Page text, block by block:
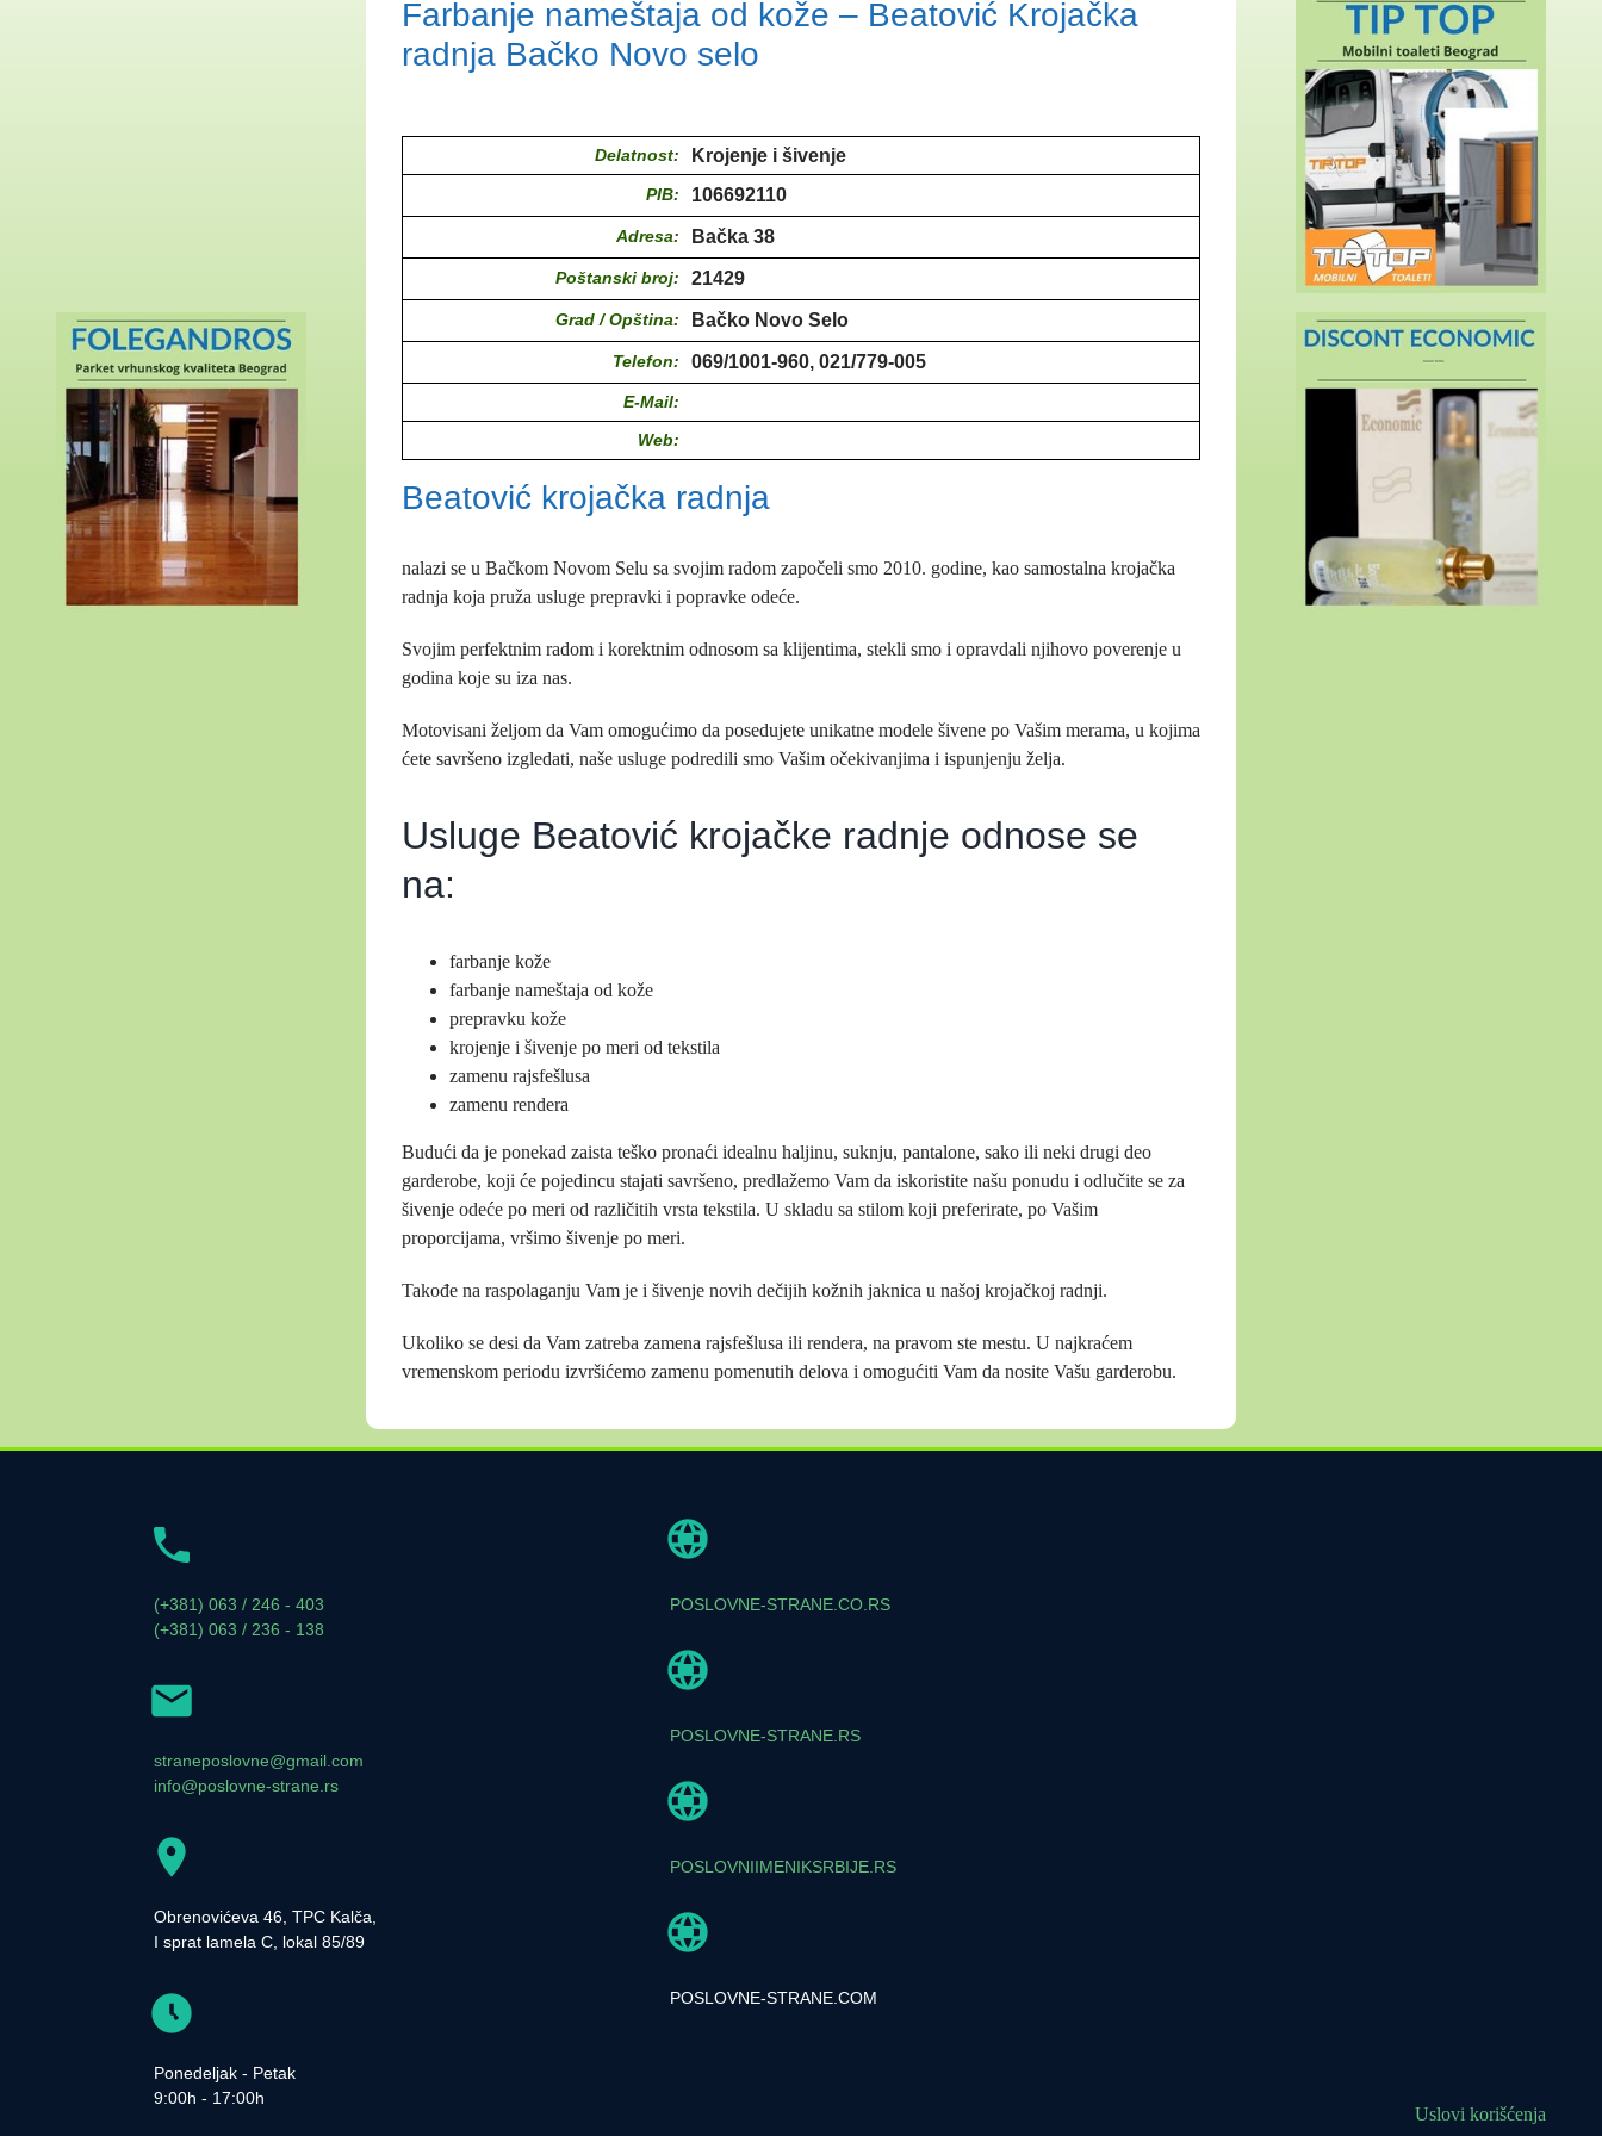
Farbanje nameštaja od kože – Beatović Krojačka
radnja Bačko Novo selo
Delatnost: Krojenje i šivenje
PIB: 106692110
Adresa: Bačka 38
Poštanski broj: 21429
Grad / Opština: Bačko Novo Selo
Telefon: 069/1001-960, 021/779-005
E-Mail:
Web:
Beatović krojačka radnja
nalazi se u Bačkom Novom Selu sa svojim radom započeli smo 2010. godine, kao samostalna krojačka
radnja koja pruža usluge prepravki i popravke odeće.
Svojim perfektnim radom i korektnim odnosom sa klijentima, stekli smo i opravdali njihovo poverenje u
godina koje su iza nas.
Motovisani željom da Vam omogućimo da posedujete unikatne modele šivene po Vašim merama, u kojima
ćete savršeno izgledati, naše usluge podredili smo Vašim očekivanjima i ispunjenju želja.
Usluge Beatović krojačke radnje odnose se
na:
farbanje kože
farbanje nameštaja od kože
prepravku kože
krojenje i šivenje po meri od tekstila
zamenu rajsfešlusa
zamenu rendera
Budući da je ponekad zaista teško pronaći idealnu haljinu, suknju, pantalone, sako ili neki drugi deo
garderobe, koji će pojedincu stajati savršeno, predlažemo Vam da iskoristite našu ponudu i odlučite se za
šivenje odeće po meri od različitih vrsta tekstila. U skladu sa stilom koji preferirate, po Vašim
proporcijama, vršimo šivenje po meri.
Takođe na raspolaganju Vam je i šivenje novih dečijih kožnih jaknica u našoj krojačkoj radnji.
Ukoliko se desi da Vam zatreba zamena rajsfešlusa ili rendera, na pravom ste mestu. U najkraćem
vremenskom periodu izvršićemo zamenu pomenutih delova i omogućiti Vam da nosite Vašu garderobu.
(+381) 063 / 246 - 403
(+381) 063 / 236 - 138
straneposlovne@gmail.com
info@poslovne-strane.rs
Obrenovićeva 46, TPC Kalča,
I sprat lamela C, lokal 85/89
Ponedeljak - Petak
9:00h - 17:00h
POSLOVNE-STRANE.CO.RS
POSLOVNE-STRANE.RS
POSLOVNIIMENIKSRBIJE.RS
POSLOVNE-STRANE.COM
Uslovi korišćenja